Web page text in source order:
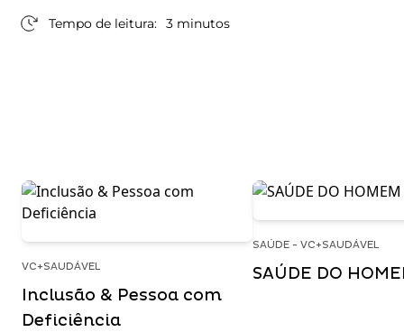
Tempo de leitura: 3 minutos
VC+SAUDÁVEL
Inclusão & Pessoa com
Deficiência
SAÚDE - VC+SAUDÁVEL
SAÚDE DO